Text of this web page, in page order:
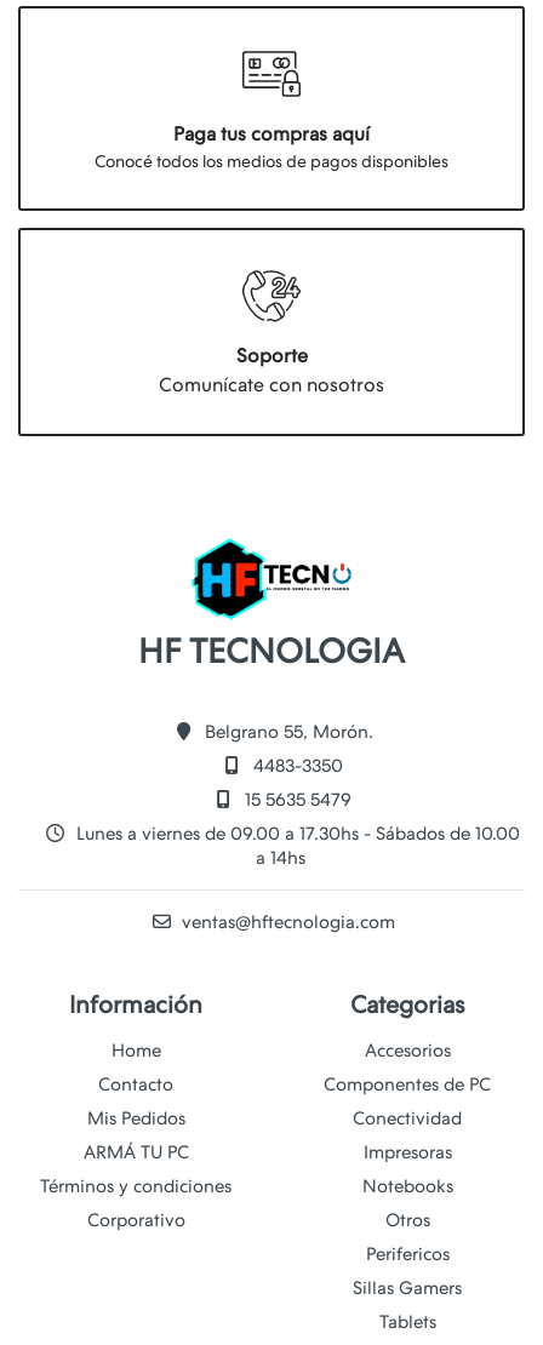
Paga tus compras aquí
Conocé todos los medios de pagos disponibles
Soporte
Comunícate con nosotros
HF TECNOLOGIA
Belgrano 55, Morón.
4483-3350
15 5635 5479
Lunes a viernes de 09.00 a 17.30hs - Sábados de 10.00
a 14hs
ventas@hftecnologia.com
Información
Home
Contacto
Mis Pedidos
ARMÁ TU PC
Términos y condiciones
Corporativo
Categorias
Accesorios
Componentes de PC
Conectividad
Impresoras
Notebooks
Otros
Perifericos
Sillas Gamers
Tablets